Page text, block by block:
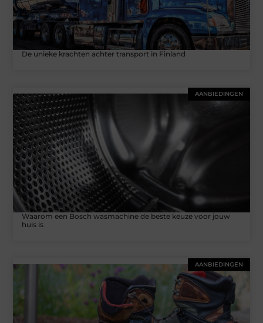
De unieke krachten achter transport in Finland
AANBIEDINGEN
Waarom een Bosch wasmachine de beste keuze voor jouw
huis is
AANBIEDINGEN